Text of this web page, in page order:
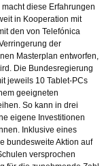
diese Erfahrungen
in Kooperation mit
den von Telefónica
der
Masterplan entworfen,
Die Bundesregierung
jeweils 10 Tablet-PCs
geeigneten
So kann in drei
eigene Investitionen
Inklusive eines
bundesweite Aktion auf
versprochen